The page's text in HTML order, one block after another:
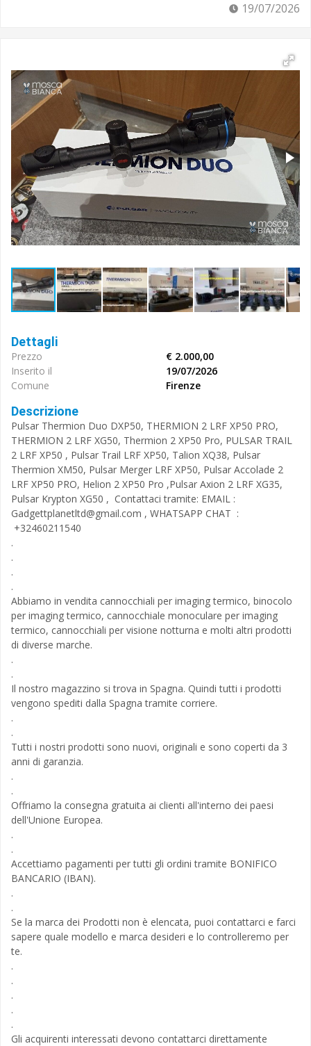
19/07/2026
Dettagli
Prezzo
€ 2.000,00
Inserito il
19/07/2026
Comune
Firenze
Descrizione
Pulsar Thermion Duo DXP50, THERMION 2 LRF XP50 PRO,
THERMION 2 LRF XG50, Thermion 2 XP50 Pro, PULSAR TRAIL
2 LRF XP50 , Pulsar Trail LRF XP50, Talion XQ38, Pulsar
Thermion XM50, Pulsar Merger LRF XP50, Pulsar Accolade 2
LRF XP50 PRO, Helion 2 XP50 Pro ,Pulsar Axion 2 LRF XG35,
Pulsar Krypton XG50 , Contattaci tramite: EMAIL :
Gadgettplanetltd@gmail.com , WHATSAPP CHAT :
+32460211540
.
.
.
.
Abbiamo in vendita cannocchiali per imaging termico, binocolo
per imaging termico, cannocchiale monoculare per imaging
termico, cannocchiali per visione notturna e molti altri prodotti
di diverse marche.
.
.
Il nostro magazzino si trova in Spagna. Quindi tutti i prodotti
vengono spediti dalla Spagna tramite corriere.
.
.
Tutti i nostri prodotti sono nuovi, originali e sono coperti da 3
anni di garanzia.
.
.
Offriamo la consegna gratuita ai clienti all'interno dei paesi
dell'Unione Europea.
.
.
Accettiamo pagamenti per tutti gli ordini tramite BONIFICO
BANCARIO (IBAN).
.
.
Se la marca dei Prodotti non è elencata, puoi contattarci e farci
sapere quale modello e marca desideri e lo controlleremo per
te.
.
.
.
.
.
Gli acquirenti interessati devono contattarci direttamente